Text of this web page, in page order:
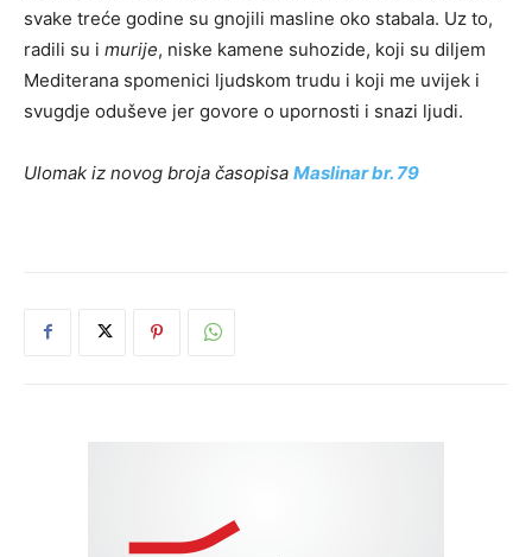
svake treće godine su gnojili masline oko stabala. Uz to,
radili su i murije, niske kamene suhozide, koji su diljem
Mediterana spomenici ljudskom trudu i koji me uvijek i
svugdje oduševe jer govore o upornosti i snazi ljudi.
Ulomak iz novog broja časopisa Maslinar br. 79